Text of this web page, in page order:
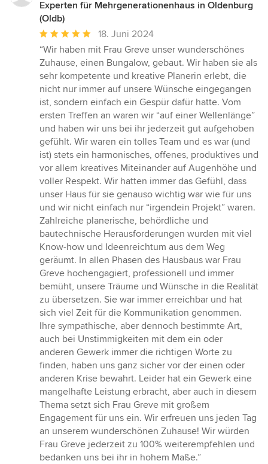
Experten für Mehrgenerationenhaus in Oldenburg
(Oldb)
Durchschnittliche
Bewertung:
5
von
5
Sternen
18. Juni 2024
“Wir haben mit Frau Greve unser wunderschönes
Zuhause, einen Bungalow, gebaut. Wir haben sie als
sehr kompetente und kreative Planerin erlebt, die
nicht nur immer auf unsere Wünsche eingegangen
ist, sondern einfach ein Gespür dafür hatte. Vom
ersten Treffen an waren wir “auf einer Wellenlänge”
und haben wir uns bei ihr jederzeit gut aufgehoben
gefühlt. Wir waren ein tolles Team und es war (und
ist) stets ein harmonisches, offenes, produktives und
vor allem kreatives Miteinander auf Augenhöhe und
voller Respekt. Wir hatten immer das Gefühl, dass
unser Haus für sie genauso wichtig war wie für uns
und wir nicht einfach nur “irgendein Projekt” waren.
Zahlreiche planerische, behördliche und
bautechnische Herausforderungen wurden mit viel
Know-how und Ideenreichtum aus dem Weg
geräumt. In allen Phasen des Hausbaus war Frau
Greve hochengagiert, professionell und immer
bemüht, unsere Träume und Wünsche in die Realität
zu übersetzen. Sie war immer erreichbar und hat
sich viel Zeit für die Kommunikation genommen.
Ihre sympathische, aber dennoch bestimmte Art,
auch bei Unstimmigkeiten mit dem ein oder
anderen Gewerk immer die richtigen Worte zu
finden, haben uns ganz sicher vor der einen oder
anderen Krise bewahrt. Leider hat ein Gewerk eine
mangelhafte Leistung erbracht, aber auch in diesem
Thema setzt sich Frau Greve mit großem
Engagement für uns ein. Wir erfreuen uns jeden Tag
an unserem wunderschönen Zuhause! Wir würden
Frau Greve jederzeit zu 100% weiterempfehlen und
bedanken uns bei ihr in hohem Maße.”